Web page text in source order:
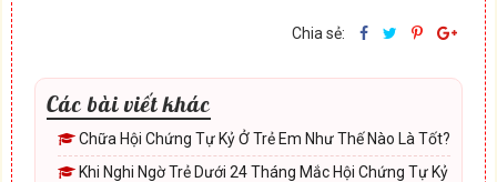
Chia sẻ:
Các bài viết khác
Chữa Hội Chứng Tự Kỷ Ở Trẻ Em Như Thế Nào Là Tốt?
Khi Nghi Ngờ Trẻ Dưới 24 Tháng Mắc Hội Chứng Tự Kỷ